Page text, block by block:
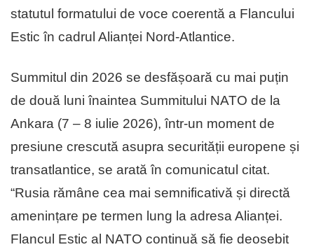
statutul formatului de voce coerentă a Flancului
Estic în cadrul Alianței Nord-Atlantice.
Summitul din 2026 se desfășoară cu mai puțin
de două luni înaintea Summitului NATO de la
Ankara (7 – 8 iulie 2026), într-un moment de
presiune crescută asupra securității europene și
transatlantice, se arată în comunicatul citat.
“Rusia rămâne cea mai semnificativă și directă
amenințare pe termen lung la adresa Alianței.
Flancul Estic al NATO continuă să fie deosebit